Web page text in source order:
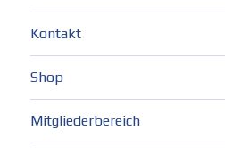
Kontakt
Shop
Mitgliederbereich